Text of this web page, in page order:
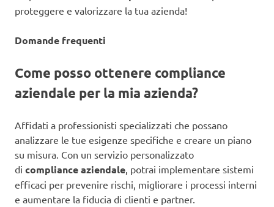
proteggere e valorizzare la tua azienda!
Domande frequenti
Come posso ottenere compliance
aziendale per la mia azienda?
Affidati a professionisti specializzati che possano
analizzare le tue esigenze specifiche e creare un piano
su misura. Con un servizio personalizzato
di compliance aziendale, potrai implementare sistemi
efficaci per prevenire rischi, migliorare i processi interni
e aumentare la fiducia di clienti e partner.